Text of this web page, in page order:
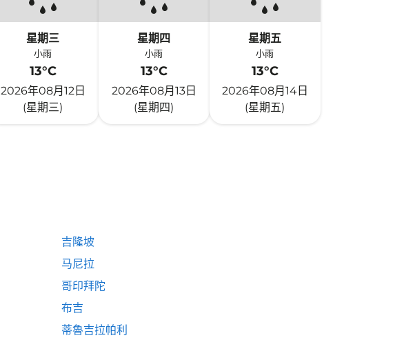
星期三
小雨
13°C
2026年08月12日
(星期三)
星期四
小雨
13°C
2026年08月13日
(星期四)
星期五
小雨
13°C
2026年08月14日
(星期五)
吉隆坡
马尼拉
哥印拜陀
布吉
蒂魯吉拉帕利